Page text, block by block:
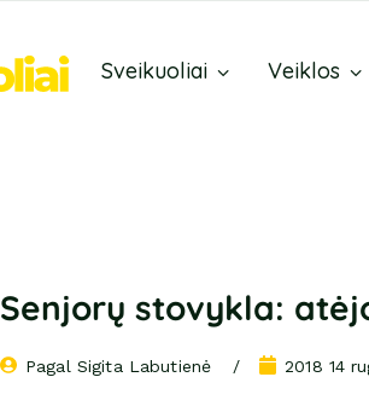
Sveikuoliai Veiklos
Senjorų stovykla:
Pagal Sigita Labutienė 2018 14